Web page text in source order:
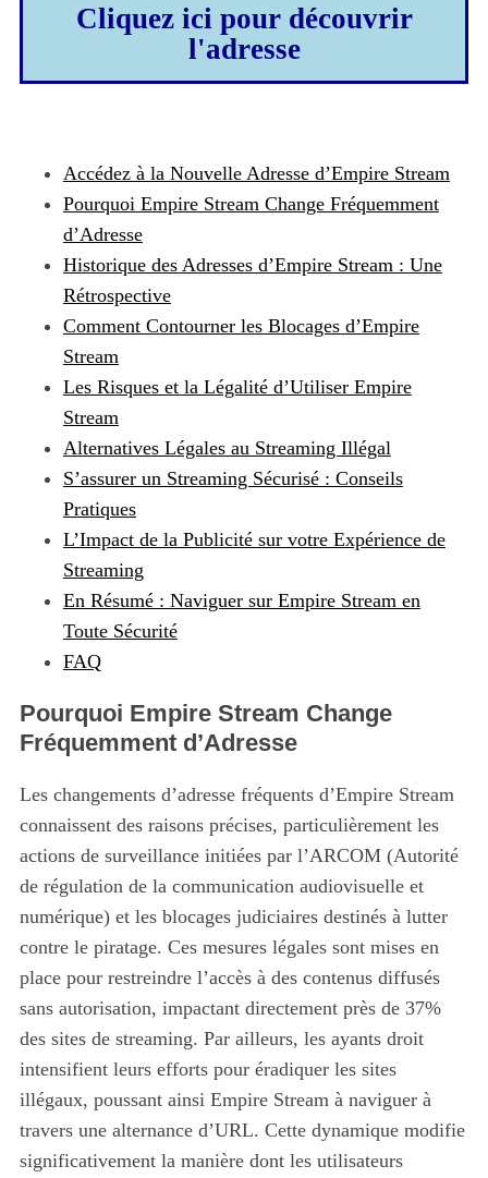
Cliquez ici pour découvrir
l'adresse
Accédez à la Nouvelle Adresse d’Empire Stream
Pourquoi Empire Stream Change Fréquemment
d’Adresse
Historique des Adresses d’Empire Stream : Une
Rétrospective
Comment Contourner les Blocages d’Empire
Stream
Les Risques et la Légalité d’Utiliser Empire
Stream
Alternatives Légales au Streaming Illégal
S’assurer un Streaming Sécurisé : Conseils
Pratiques
L’Impact de la Publicité sur votre Expérience de
Streaming
En Résumé : Naviguer sur Empire Stream en
Toute Sécurité
FAQ
Pourquoi Empire Stream Change
Fréquemment d’Adresse
Les changements d’adresse fréquents d’Empire Stream
connaissent des raisons précises, particulièrement les
actions de surveillance initiées par l’ARCOM (Autorité
de régulation de la communication audiovisuelle et
numérique) et les blocages judiciaires destinés à lutter
contre le piratage. Ces mesures légales sont mises en
place pour restreindre l’accès à des contenus diffusés
sans autorisation, impactant directement près de 37%
des sites de streaming. Par ailleurs, les ayants droit
intensifient leurs efforts pour éradiquer les sites
illégaux, poussant ainsi Empire Stream à naviguer à
travers une alternance d’URL. Cette dynamique modifie
significativement la manière dont les utilisateurs